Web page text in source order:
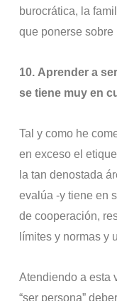
burocrática, la
que ponerse sobre
10. Aprender a
se tiene muy en
Tal y como he
en exceso el
la tan denostada
evalúa -y tiene en
de cooperación,
límites y normas y
Atendiendo a esta
“ser persona”